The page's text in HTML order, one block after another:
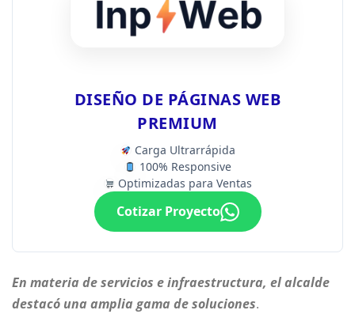
DISEÑO DE PÁGINAS WEB
PREMIUM
Carga Ultrarrápida
100% Responsive
Optimizadas para Ventas
Cotizar Proyecto
En materia de servicios e infraestructura, el alcalde
destacó una amplia gama de soluciones.